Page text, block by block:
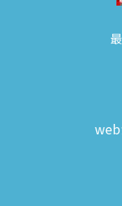
web